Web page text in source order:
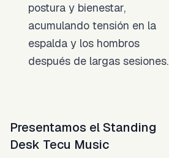
postura y bienestar,
acumulando tensión en la
espalda y los hombros
después de largas sesiones.
Presentamos el Standing
Desk Tecu Music